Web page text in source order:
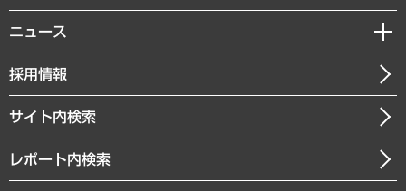
共生・ダイバーシティ
GRC（ガバナンス・リスク・コンプライアンス）・防災（政策）
経済・産業・雇用・労働
まちづくり・観光・交通・スポーツ・スマートシティ
自然資源・農林水産業・食料システム
経営用語集
受託・受注実績（官公庁関連）
メディア掲載・出演
MUFGビジネスセミナー
受託案件情報
私たちの想い
社長メッセージ
会社概要
沿革
組織図・本部部室紹介
ニュース
ニュースリリース
お知らせ
採用情報
サイト内検索
レポート内検索